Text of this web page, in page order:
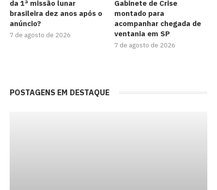
da 1ª missão lunar
brasileira dez anos após o
anúncio?
7 de agosto de 2026
Gabinete de Crise
montado para
acompanhar chegada de
ventania em SP
7 de agosto de 2026
POSTAGENS EM DESTAQUE